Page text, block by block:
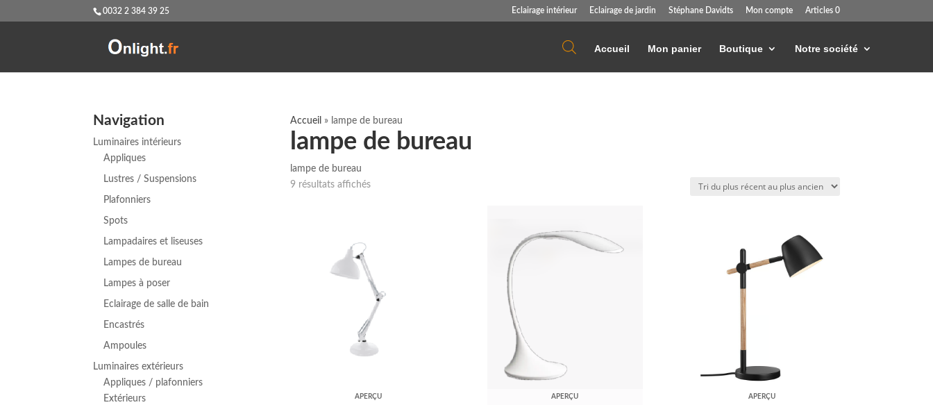
0032 2 384 39 25 Eclairage intérieur Eclairage de jardin Stéphane Davidts Mon compte Articles 0
Accueil Mon panier Boutique Notre société
Accueil » lampe de bureau
lampe de bureau
lampe de bureau
9 résultats affichésTrié
ancien
APERÇU APERÇU APERÇU
Navigation
Luminaires intérieurs
Appliques
Lustres / Suspensions
Plafonniers
Spots
Lampadaires et liseuses
Lampes de bureau
Lampes à poser
Eclairage de salle de bain
Encastrés
Ampoules
Luminaires extérieurs
Appliques / plafonniers
Extérieurs